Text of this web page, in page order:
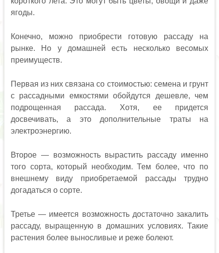
ягоды.
Конечно, можно приобрести готовую рассаду на
рынке. Но у домашней есть несколько весомых
преимуществ.
Первая из них связана со стоимостью: семена и грунт
с рассадными емкостями обойдутся дешевле, чем
подрощенная рассада. Хотя, ее придется
досвечивать, а это дополнительные траты на
электроэнергию.
Второе — возможность вырастить рассаду именно
того сорта, который необходим. Тем более, что по
внешнему виду приобретаемой рассады трудно
догадаться о сорте.
Третье — имеется возможность достаточно закалить
рассаду, выращенную в домашних условиях. Такие
растения более выносливые и реже болеют.